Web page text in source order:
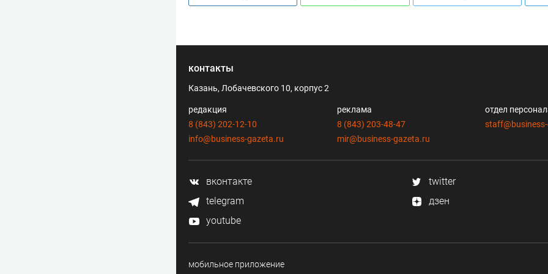
контакты
Казань, Лобачевского 10, корпус 2
редакция
8 (843) 202-12-10
info@business-gazeta.ru
реклама
8 (843) 203-48-47
mir@business-gazeta.ru
отдел
вконтакте
twitter
telegram
дзен
youtube
мобильное приложение